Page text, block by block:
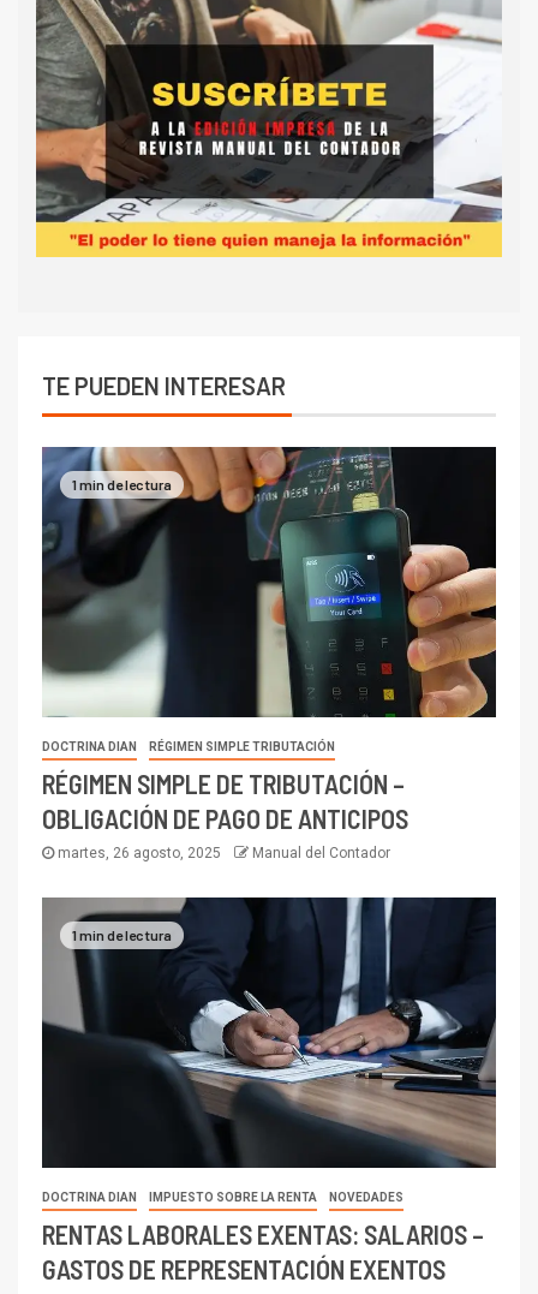
TE PUEDEN INTERESAR
1 min de lectura
DOCTRINA DIAN RÉGIMEN SIMPLE TRIBUTACIÓN
RÉGIMEN SIMPLE DE TRIBUTACIÓN –
OBLIGACIÓN DE PAGO DE ANTICIPOS
martes, 26 agosto, 2025 Manual del Contador
1 min de lectura
DOCTRINA DIAN IMPUESTO SOBRE LA RENTA NOVEDADES
RENTAS LABORALES EXENTAS: SALARIOS –
GASTOS DE REPRESENTACIÓN EXENTOS